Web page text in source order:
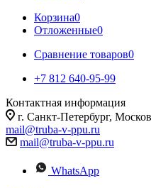
Корзина0
Отложенные0
Сравнение товаров0
+7 812 640-95-99
Контактная информация
г. Санкт-
mail@truba-v-ppu.ru
mail@truba-v-ppu.ru
WhatsApp